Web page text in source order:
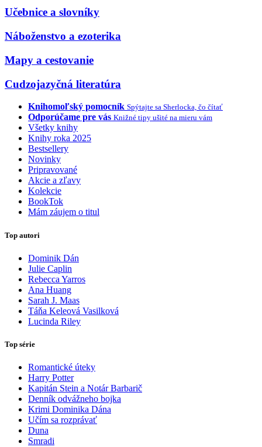
Učebnice a slovníky
Náboženstvo a ezoterika
Mapy a cestovanie
Cudzojazyčná literatúra
Knihomoľský pomocník Spýtajte sa Sherlocka, čo čítať
Odporúčame pre vás Knižné tipy ušité na mieru vám
Všetky knihy
Knihy roka 2025
Bestsellery
Novinky
Pripravované
Akcie a zľavy
Kolekcie
BookTok
Mám záujem o titul
Top autori
Dominik Dán
Julie Caplin
Rebecca Yarros
Ana Huang
Sarah J. Maas
Táňa Keleová Vasilková
Lucinda Riley
Top série
Romantické úteky
Harry Potter
Kapitán Stein a Notár Barbarič
Denník odvážneho bojka
Krimi Dominika Dána
Učím sa rozprávať
Duna
Smradi